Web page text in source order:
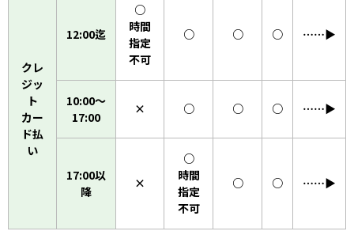
クレ
ジッ
ト
カー
ド払
い
12:00迄
○
時間
指定
不可
○ ○ ○ ……▶︎
10:00〜
17:00
× ○ ○ ○ ……▶︎
17:00以
降
×
○
時間
指定
不可
○ ○ ……▶︎